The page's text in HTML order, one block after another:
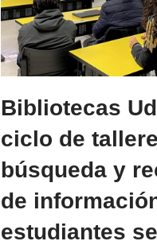
Bibliotecas
ciclo de
búsqueda y
de
estudiantes